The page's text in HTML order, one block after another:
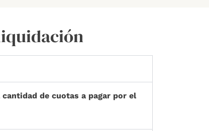
de cuotas a pagar por el